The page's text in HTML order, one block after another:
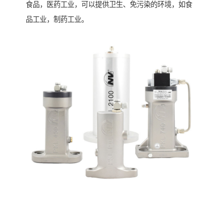
食品，医药工业，可以提供卫生、免污染的环境，如食
品工业，制药工业。